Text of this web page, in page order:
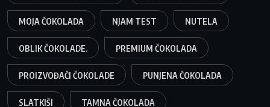
MOJA ČOKOLADA NJAM TEST NUTELA
OBLIK ČOKOLADE. PREMIUM ČOKOLADA
PROIZVOĐAČI ČOKOLADE PUNJENA ČOKOLADA
SLATKIŠI TAMNA ČOKOLADA